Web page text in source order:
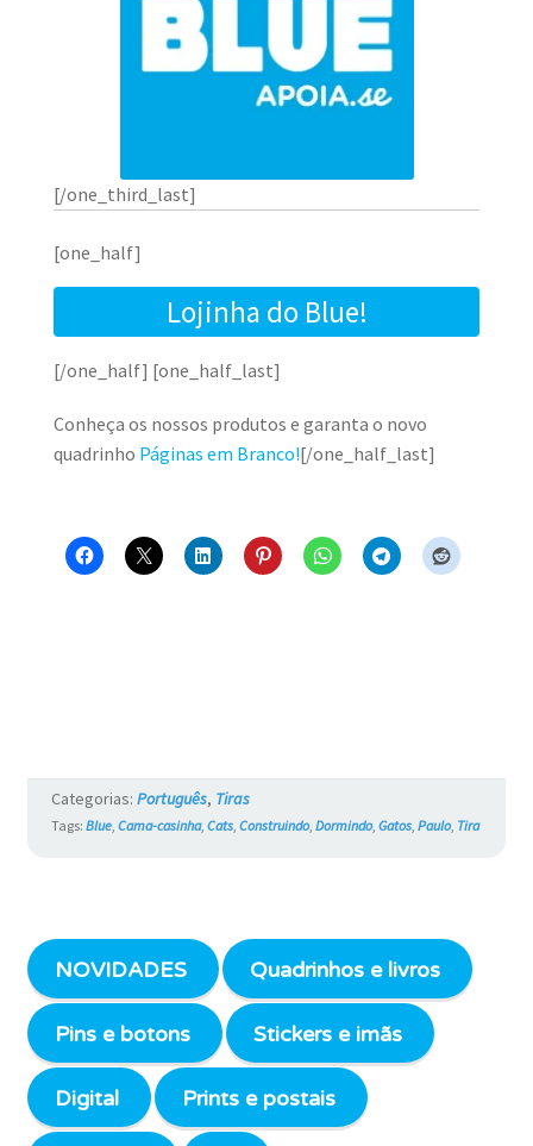
[/one_third_last]
[one_half]
Lojinha do Blue!
[/one_half] [one_half_last]
Conheça os nossos produtos e garanta o novo
quadrinho Páginas em Branco![/one_half_last]
Categorias: Português, Tiras
Tags: Blue, Cama-casinha, Cats, Construindo, Dormindo, Gatos, Paulo, Tira
NOVIDADES Quadrinhos e livros
Pins e botons Stickers e imãs
Digital Prints e postais